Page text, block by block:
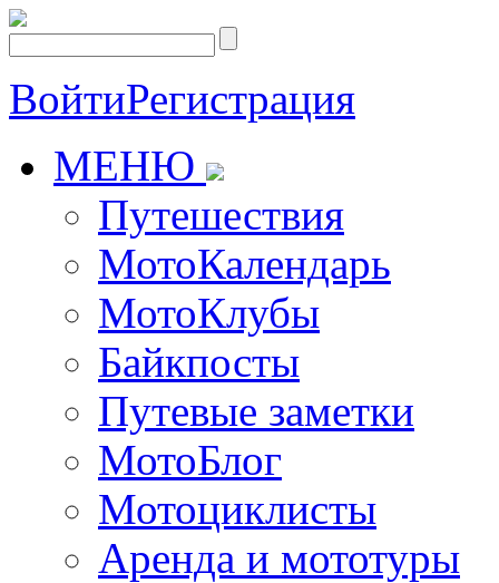
ВойтиРегистрация
МЕНЮ
Путешествия
МотоКалендарь
МотоКлубы
Байкпосты
Путевые заметки
МотоБлог
Мотоциклисты
Аренда и мототуры